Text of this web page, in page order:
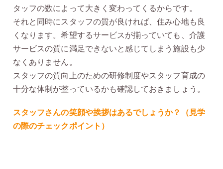
タッフの数によって大きく変わってくるからです。
それと同時にスタッフの質が良ければ、住み心地も良
くなります。希望するサービスが揃っていても、介護
サービスの質に満足できないと感じてしまう施設も少
なくありません。
スタッフの質向上のための研修制度やスタッフ育成の
十分な体制が整っているかも確認しておきましょう。
スタッフさんの笑顔や挨拶はあるでしょうか？（見学
の際のチェックポイント）